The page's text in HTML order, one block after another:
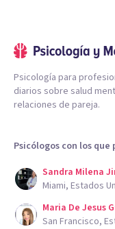
Psicología para
diarios sobre salud
relaciones de pareja.
Psicólogos con los
Sandra Milena
Miami, Estados
Maria De Jesus
San Francisco,